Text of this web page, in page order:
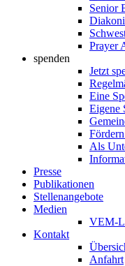
Senior
Prayer
spenden
Jetzt
Eine
Eigene
Als
Presse
Publikationen
Stellenangebote
Medien
VEM-
Kontakt
Anfahrt